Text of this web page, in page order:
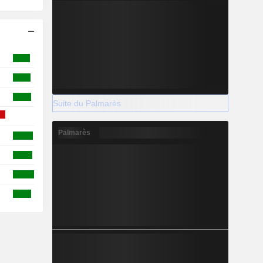
Suite du Palmarès
Palmarès